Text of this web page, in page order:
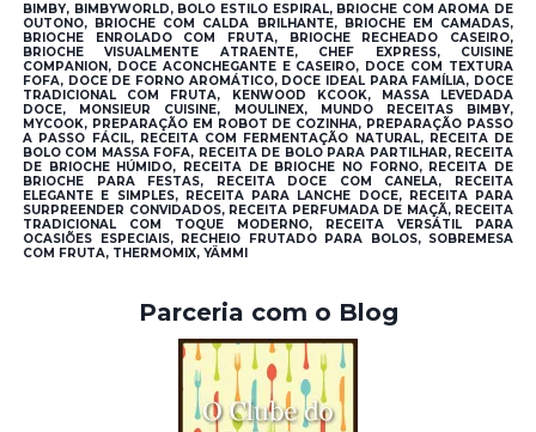
BIMBY, BIMBYWORLD, BOLO ESTILO ESPIRAL, BRIOCHE COM AROMA DE
OUTONO, BRIOCHE COM CALDA BRILHANTE, BRIOCHE EM CAMADAS,
BRIOCHE ENROLADO COM FRUTA, BRIOCHE RECHEADO CASEIRO,
BRIOCHE VISUALMENTE ATRAENTE, CHEF EXPRESS, CUISINE
COMPANION, DOCE ACONCHEGANTE E CASEIRO, DOCE COM TEXTURA
FOFA, DOCE DE FORNO AROMÁTICO, DOCE IDEAL PARA FAMÍLIA, DOCE
TRADICIONAL COM FRUTA, KENWOOD KCOOK, MASSA LEVEDADA
DOCE, MONSIEUR CUISINE, MOULINEX, MUNDO RECEITAS BIMBY,
MYCOOK, PREPARAÇÃO EM ROBOT DE COZINHA, PREPARAÇÃO PASSO
A PASSO FÁCIL, RECEITA COM FERMENTAÇÃO NATURAL, RECEITA DE
BOLO COM MASSA FOFA, RECEITA DE BOLO PARA PARTILHAR, RECEITA
DE BRIOCHE HÚMIDO, RECEITA DE BRIOCHE NO FORNO, RECEITA DE
BRIOCHE PARA FESTAS, RECEITA DOCE COM CANELA, RECEITA
ELEGANTE E SIMPLES, RECEITA PARA LANCHE DOCE, RECEITA PARA
SURPREENDER CONVIDADOS, RECEITA PERFUMADA DE MAÇÃ, RECEITA
TRADICIONAL COM TOQUE MODERNO, RECEITA VERSÁTIL PARA
OCASIÕES ESPECIAIS, RECHEIO FRUTADO PARA BOLOS, SOBREMESA
COM FRUTA, THERMOMIX, YÄMMI
Parceria com o Blog